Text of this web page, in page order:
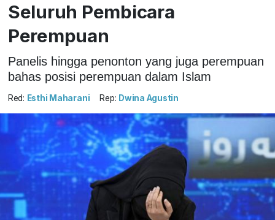
Seluruh Pembicara
Perempuan
Panelis hingga penonton yang juga perempuan
bahas posisi perempuan dalam Islam
Red: Esthi Maharani Rep: Dwina Agustin